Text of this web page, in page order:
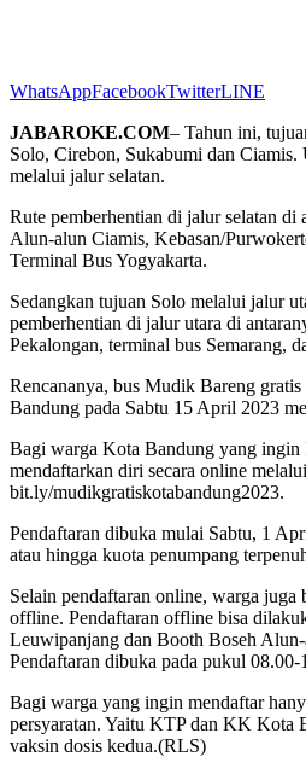
WhatsAppFacebookTwitterLINE
JABAROKE.COM– Tahun ini,
Solo, Cirebon, Sukabumi dan Ciamis.
melalui jalur selatan.
Rute pemberhentian di jalur selatan di
Alun-alun Ciamis, Kebasan/
Terminal Bus Yogyakarta.
Sedangkan tujuan Solo melalui jalur
pemberhentian di jalur utara di
Pekalongan, terminal bus Semarang,
Rencananya, bus Mudik Bareng
Bandung pada Sabtu 15 April 2023
Bagi warga Kota Bandung yang
mendaftarkan diri secara online melalui
bit.ly/mudikgratiskotabandung2023.
Pendaftaran dibuka mulai Sabtu, 1
atau hingga kuota penumpang
Selain pendaftaran online, warga juga
offline. Pendaftaran offline bisa
Leuwipanjang dan Booth Boseh
Pendaftaran dibuka pada pukul
Bagi warga yang ingin mendaftar
persyaratan. Yaitu KTP dan KK Kota
vaksin dosis kedua.(RLS)